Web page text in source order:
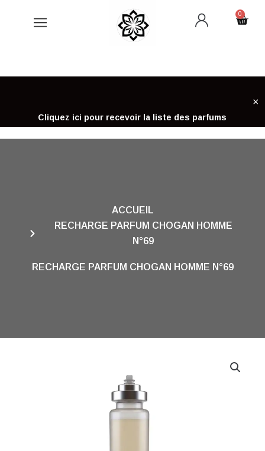
0
Cart
Cliquez ici pour recevoir la liste des parfums
×
ACCUEIL
RECHARGE PARFUM CHOGAN HOMME
N°69
RECHARGE PARFUM CHOGAN HOMME N°69